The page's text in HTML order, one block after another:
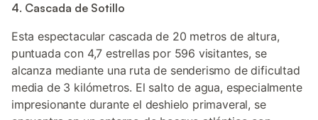
4. Cascada de Sotillo
Esta espectacular cascada de 20 metros de altura,
puntuada con 4,7 estrellas por 596 visitantes, se
alcanza mediante una ruta de senderismo de dificultad
media de 3 kilómetros. El salto de agua, especialmente
impresionante durante el deshielo primaveral, se